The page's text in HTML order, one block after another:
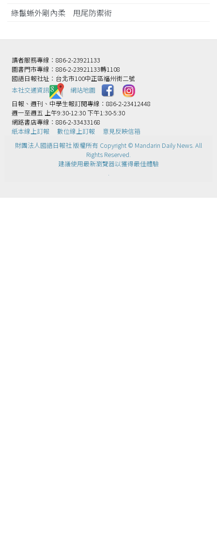
綠鬣蜥外剛內柔 甩尾防禦術
讀者服務專線：886-2-23921133
圖書門市專線：886-2-23921133轉1108
國語日報社址：台北市100中正區福州街二號
本社交通資訊️
網站地圖
日報、週刊、中學生報訂閱專線：886-2-23412448
週一至週五 上午9:30-12:30 下午1:30-5:30
網路書店專線：886-2-33433168
紙本線上訂報
數位線上訂報
意見反映信箱
財團法人國語日報社 版權所有 Copyright © Mandarin Daily News. All
Rights Reserved.
建議使用最新瀏覽器以獲得最佳體驗
.